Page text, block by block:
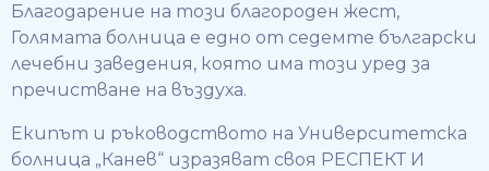
Благодарение на този благороден жест,
Голямата болница е едно от седемте български
лечебни заведения, която има този уред за
пречистване на въздуха.
Екипът и ръководството на Университетска
болница „Канев“ изразяват своя РЕСПЕКТ И